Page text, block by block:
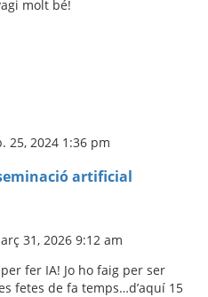
molt bé!
25, 2024 1:36 pm
artificial
31, 2026 9:12 am
fer IA! Jo ho faig per ser
fetes de fa temps…d’aquí 15